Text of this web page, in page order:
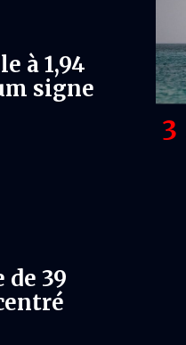
à 1,94
signe
de 39